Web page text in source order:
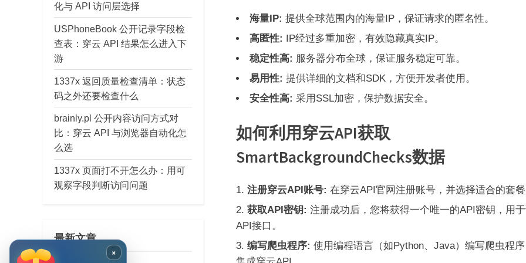
海量IP: 提供全球范围内的海量IP，保证请求的匿名性。
高匿性:
IP经过多重加密，有效隐藏真实IP。
稳定性高: 服务器分布全球，保证服务稳定可靠。
易用性: 提供详细的文档和SDK，方便开发者使用。
安全性高: 采用SSL加密，保护数据安全。
如何利用穿云API获取
SmartBackgroundChecks数据
注册穿云API账号: 在穿云API官网注册账号，并选择适合的套
获取API密钥: 注册成功后，您将获得一个唯一的API密钥，用
API接口。
编写爬虫程序: 使用编程语言（如Python、Java）编写爬虫程
化与 API 访问层选择
USPhoneBook 公开记录字段检
查表：穿云 API 结果怎么进入下
游
1337x 返回质量检查清单：状态
码之外还要检查什么
brainly.pl 公开内容访问方式对
比：穿云 API 与浏览器自动化怎
么选
1337x 页面打不开怎么办：用可
观察字段判断访问问题
最新文章
×